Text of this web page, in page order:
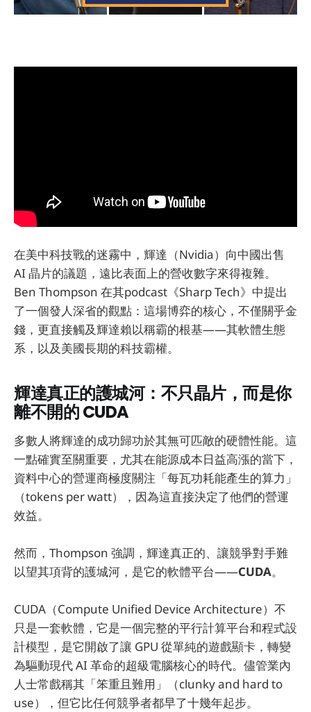
在美中科技戰的迷霧中，輝達（Nvidia）向中國出售
AI 晶片的議題，遠比表面上的營收數字來得複雜。
Ben Thompson 在其podcast《Sharp Tech》中提出
了一個發人深省的觀點：這場博弈的核心，不僅關乎金
錢，更直接觸及輝達賴以稱霸的根基——其軟體生態
系，以及美國長期的科技霸權。
輝達真正的護城河：不只晶片，而是你
離不開的 CUDA
多數人將輝達的成功歸功於其無可匹敵的硬體性能。這
一點確實至關重要，尤其在能源成本日益高漲的當下，
資料中心的營運商極度關注「每瓦功耗能產生的算力」
（tokens per watt），因為這直接決定了他們的營運
效益。
然而，Thompson 強調，輝達真正的、讓競爭對手難
以望其項背的護城河，是它的軟體平台——CUDA。
CUDA（Compute Unified Device Architecture）不
只是一套軟體，它是一個完整的平行計算平台和程式設
計模型，是它開啟了讓 GPU 從單純的遊戲顯卡，轉變
為驅動現代 AI 革命的超級電腦核心的時代。儘管業內
人士常戲稱其「笨重且難用」（clunky and hard to
use），但它比任何競爭者都早了十幾年起步。